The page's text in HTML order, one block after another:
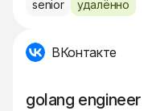
senior удалённо
ВКонтакте
golang engineer